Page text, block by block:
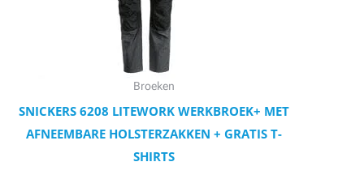
Broeken
SNICKERS 6208 LITEWORK WERKBROEK+ MET
AFNEEMBARE HOLSTERZAKKEN + GRATIS T-
SHIRTS
optie
kan
gekozen
worden
op
de
productpagina